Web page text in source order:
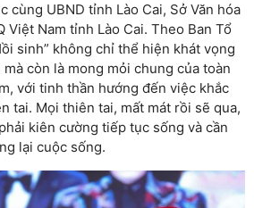
cùng UBND tỉnh Lào Cai, Sở Văn hóa
Việt Nam tỉnh Lào Cai. Theo Ban Tổ
sinh” không chỉ thể hiện khát vọng
còn là mong mỏi chung của toàn
với tinh thần hướng đến việc khắc
tai. Mọi thiên tai, mất mát rồi sẽ qua,
kiên cường tiếp tục sống và cần
lại cuộc sống.